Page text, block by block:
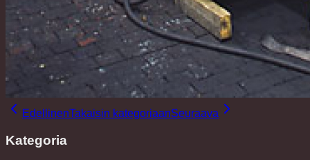
EdellinenTakaisin kategoriaanSeuraava
Kategoria